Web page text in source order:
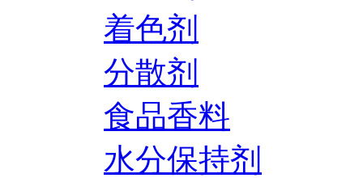
着色剂
分散剂
食品香料
水分保持剂